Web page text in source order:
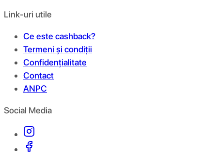
Link-uri utile
Ce este cashback?
Termeni și condiții
Confidențialitate
Contact
ANPC
Social Media